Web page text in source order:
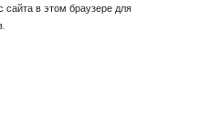
в этом браузере для